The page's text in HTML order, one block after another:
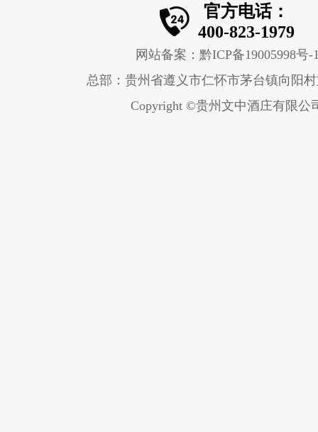
官方电话：
400-823-1979
网站备案：黔ICP备19005998号-
总部：贵州省遵义市仁怀市茅台镇向阳
Copyright ©贵州文中酒庄有限公